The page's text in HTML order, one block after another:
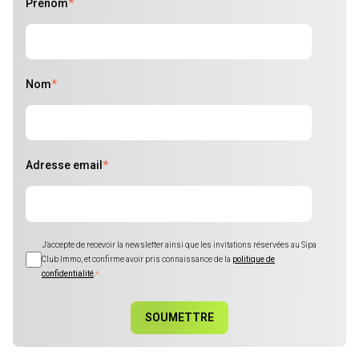
Prénom*
Nom*
Adresse email *
J'accepte de recevoir la newsletter ainsi que les invitations réservées au Sipa
Club Immo, et confirme avoir pris connaissance de la politique de
confidentialité*